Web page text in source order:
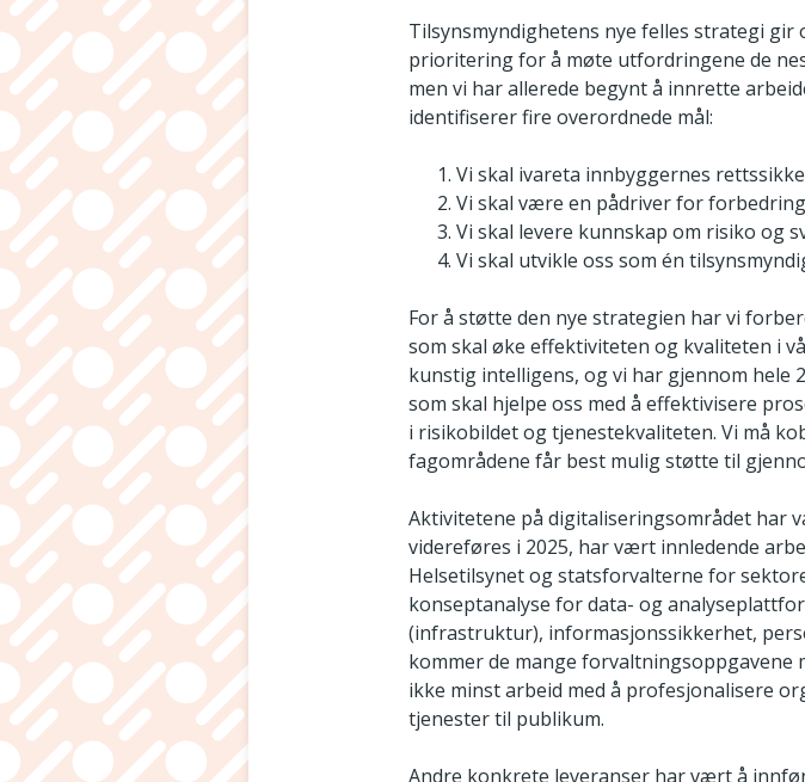
Tilsynsmyndighetens nye felles strategi
prioritering for å møte utfordringene de
men vi har allerede begynt å innrette
identifiserer fire overordnede mål:
Vi skal ivareta innbyggernes
Vi skal være en pådriver for
Vi skal levere kunnskap om risiko og
Vi skal utvikle oss som én
For å støtte den nye strategien har vi
som skal øke effektiviteten og kvaliteten i
kunstig intelligens, og vi har gjennom hele
som skal hjelpe oss med å effektivisere
i risikobildet og tjenestekvaliteten. Vi må
fagområdene får best mulig støtte til
Aktivitetene på digitaliseringsområdet har
videreføres i 2025, har vært innledende
Helsetilsynet og statsforvalterne for
konseptanalyse for data- og
(infrastruktur), informasjonssikkerhet,
kommer de mange
ikke minst arbeid med å profesjonalisere
tjenester til publikum.
Andre konkrete leveranser har vært å